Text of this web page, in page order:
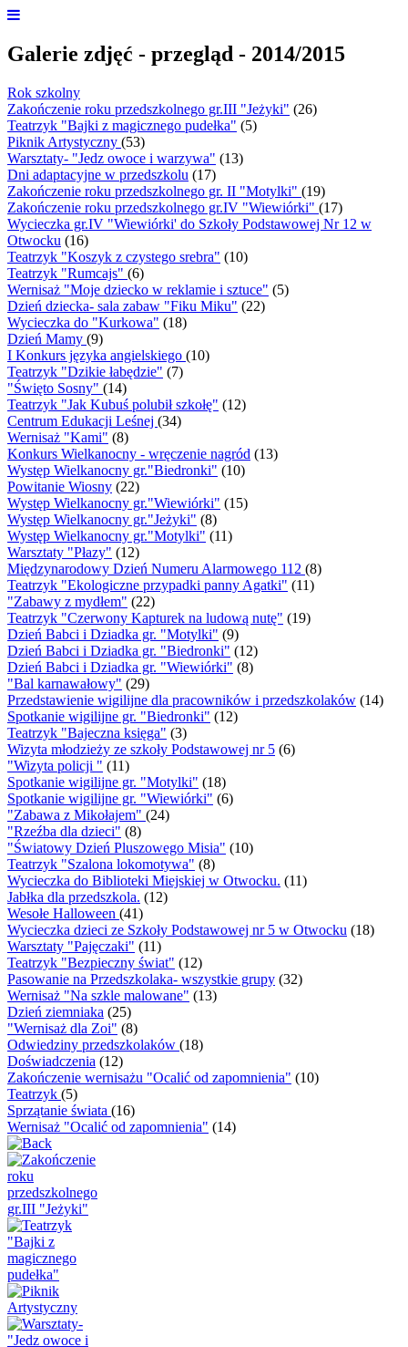
Galerie zdjęć - przegląd - 2014/2015
Rok szkolny
Zakończenie roku przedszkolnego gr.III "Jeżyki" (26)
Teatrzyk "Bajki z magicznego pudełka" (5)
Piknik Artystyczny (53)
Warsztaty- "Jedz owoce i warzywa" (13)
Dni adaptacyjne w przedszkolu (17)
Zakończenie roku przedszkolnego gr. II "Motylki" (19)
Zakończenie roku przedszkolnego gr.IV "Wiewiórki" (17)
Wycieczka gr.IV "Wiewiórki' do Szkoły Podstawowej Nr 12 w
Otwocku (16)
Teatrzyk "Koszyk z czystego srebra" (10)
Teatrzyk "Rumcajs" (6)
Wernisaż "Moje dziecko w reklamie i sztuce" (5)
Dzień dziecka- sala zabaw "Fiku Miku" (22)
Wycieczka do "Kurkowa" (18)
Dzień Mamy (9)
I Konkurs języka angielskiego (10)
Teatrzyk "Dzikie łabędzie" (7)
"Święto Sosny" (14)
Teatrzyk "Jak Kubuś polubił szkołę" (12)
Centrum Edukacji Leśnej (34)
Wernisaż "Kami" (8)
Konkurs Wielkanocny - wręczenie nagród (13)
Występ Wielkanocny gr."Biedronki" (10)
Powitanie Wiosny (22)
Występ Wielkanocny gr."Wiewiórki" (15)
Występ Wielkanocny gr."Jeżyki" (8)
Występ Wielkanocny gr."Motylki" (11)
Warsztaty "Płazy" (12)
Międzynarodowy Dzień Numeru Alarmowego 112 (8)
Teatrzyk "Ekologiczne przypadki panny Agatki" (11)
"Zabawy z mydłem" (22)
Teatrzyk "Czerwony Kapturek na ludową nutę" (19)
Dzień Babci i Dziadka gr. "Motylki" (9)
Dzień Babci i Dziadka gr. "Biedronki" (12)
Dzień Babci i Dziadka gr. "Wiewiórki" (8)
"Bal karnawałowy" (29)
Przedstawienie wigilijne dla pracowników i przedszkolaków (14)
Spotkanie wigilijne gr. "Biedronki" (12)
Teatrzyk "Bajeczna księga" (3)
Wizyta młodzieży ze szkoły Podstawowej nr 5 (6)
"Wizyta policji " (11)
Spotkanie wigilijne gr. "Motylki" (18)
Spotkanie wigilijne gr. "Wiewiórki" (6)
"Zabawa z Mikołajem" (24)
"Rzeźba dla dzieci" (8)
"Światowy Dzień Pluszowego Misia" (10)
Teatrzyk "Szalona lokomotywa" (8)
Wycieczka do Biblioteki Miejskiej w Otwocku. (11)
Jabłka dla przedszkola. (12)
Wesołe Halloween (41)
Wycieczka dzieci ze Szkoły Podstawowej nr 5 w Otwocku (18)
Warsztaty "Pajęczaki" (11)
Teatrzyk "Bezpieczny świat" (12)
Pasowanie na Przedszkolaka- wszystkie grupy (32)
Wernisaż "Na szkle malowane" (13)
Dzień ziemniaka (25)
"Wernisaż dla Zoi" (8)
Odwiedziny przedszkolaków (18)
Doświadczenia (12)
Zakończenie wernisażu "Ocalić od zapomnienia" (10)
Teatrzyk (5)
Sprzątanie świata (16)
Wernisaż "Ocalić od zapomnienia" (14)